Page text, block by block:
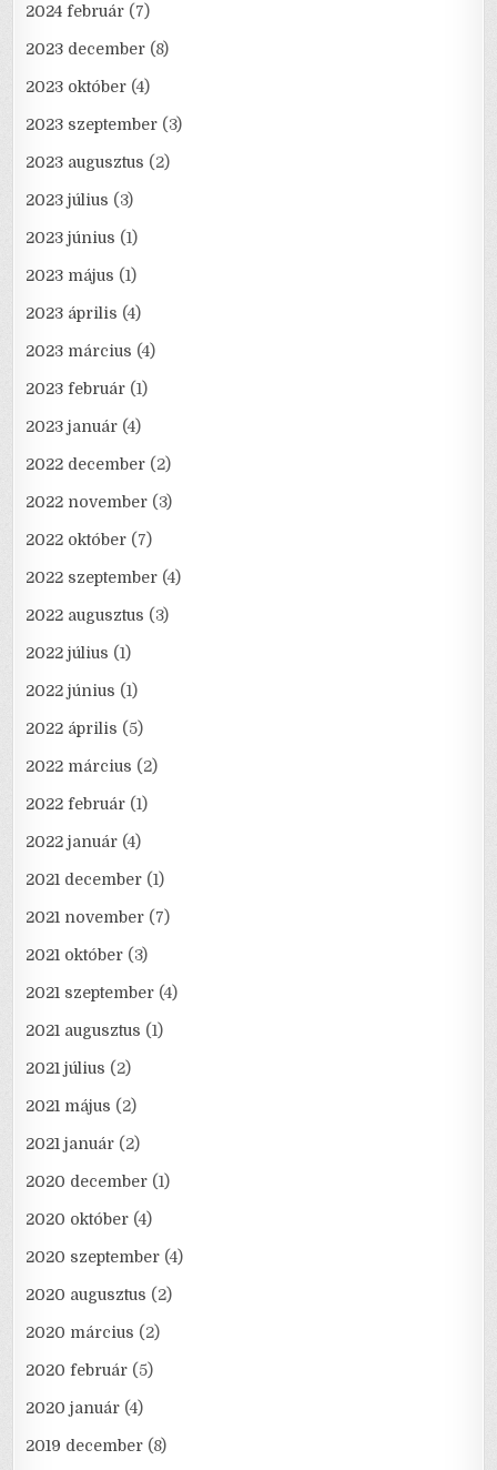
2024 február (7)
2023 december (8)
2023 október (4)
2023 szeptember (3)
2023 augusztus (2)
2023 július (3)
2023 június (1)
2023 május (1)
2023 április (4)
2023 március (4)
2023 február (1)
2023 január (4)
2022 december (2)
2022 november (3)
2022 október (7)
2022 szeptember (4)
2022 augusztus (3)
2022 július (1)
2022 június (1)
2022 április (5)
2022 március (2)
2022 február (1)
2022 január (4)
2021 december (1)
2021 november (7)
2021 október (3)
2021 szeptember (4)
2021 augusztus (1)
2021 július (2)
2021 május (2)
2021 január (2)
2020 december (1)
2020 október (4)
2020 szeptember (4)
2020 augusztus (2)
2020 március (2)
2020 február (5)
2020 január (4)
2019 december (8)